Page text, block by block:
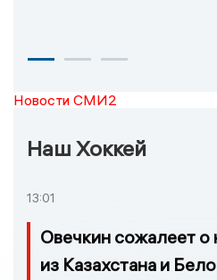
Новости СМИ2
Наш Хоккей
13:01
Овечкин сожалеет
из Казахстана и